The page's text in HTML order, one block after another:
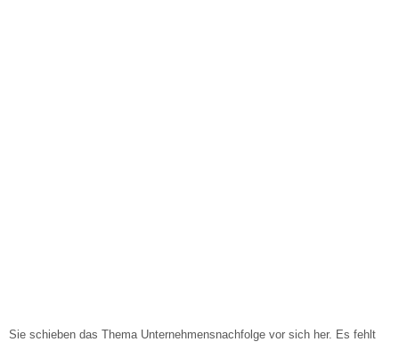
Sie schieben das Thema Unternehmensnachfolge vor sich her. Es fehlt